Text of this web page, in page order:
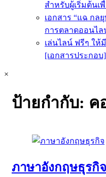
สำหรับผู้เริ่มต้นเ
เอกสาร “แฉ กลยุ
การตลาดออนไล
เล่นไลน์ ฟรีๆ ให้
[เอกสารประกอ
×
ป้ายกำกับ: ค
ภาษาอังกฤษธุรกิ